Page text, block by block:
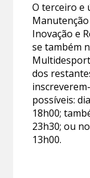
O terceiro e
Inovação e
se também
dos
possíveis:
18h00;
23h30; ou
13h00.